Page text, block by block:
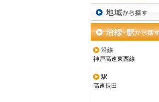
地域から探す
沿線・駅から探す
沿線
神戸高速東西線
駅
高速長田